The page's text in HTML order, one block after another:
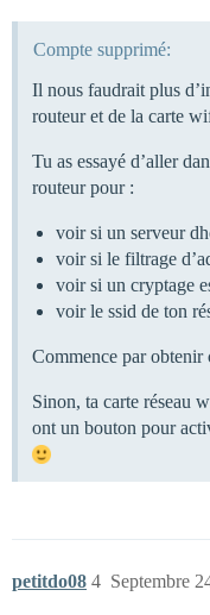
Compte supprimé:
Il nous faudrait plus
routeur et de la carte
Tu as essayé d’aller
routeur pour :
voir si un serveur
voir si le filtrage
voir si un cryptage
voir le ssid de ton
Commence par obtenir
Sinon, ta carte réseau
ont un bouton pour
petitdo08 Septembre
4